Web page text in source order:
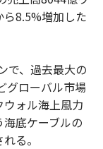
8.5%増加した
で、過去最大の
グローバル市場
ォル海上風力
底ケーブルの
る。